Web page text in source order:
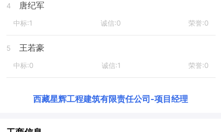
4 唐纪军
中标:1 诚信:0 荣誉:0
5 王若豪
中标:0 诚信:1 荣誉:0
西藏星辉工程建筑有限责任公司 -项目经理